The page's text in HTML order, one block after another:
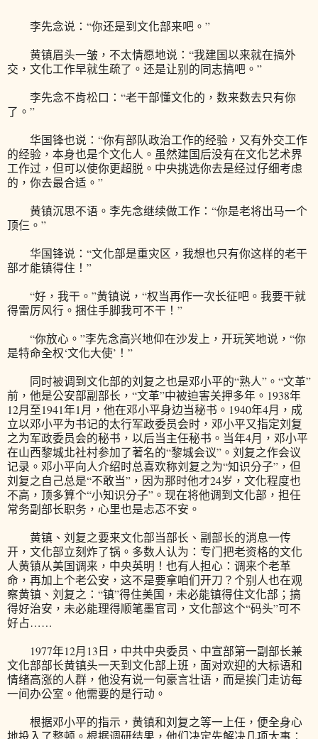
李先念说：“你还是到文化部来吧。”
黄镇眉头一皱，不太情愿地说：“我建国以来就在搞外
交，文化工作早就生疏了。还是让别的同志搞吧。”
李先念不肯松口：“老干部懂文化的，数来数去只有你
了。”
华国锋也说：“你有部队政治工作的经验，又有外交工作
的经验，本身也是个文化人。虽然建国后没有在文化艺术界
工作过，但可以使你更超脱。中央挑选你去是经过仔细考虑
的，你去最合适。”
黄镇沉思不语。李先念继续做工作：“你是老将出马一个
顶仨。”
华国锋说：“文化部是重灾区，我想也只有你这样的老干
部才能镇得住！”
“好，我干。”黄镇说，“权当再作一次长征吧。我要干就
得雷厉风行。捆住手脚我可不干！”
“你放心。”李先念高兴地仰在沙发上，开玩笑地说，“你
是特命全权‘文化大使’！”
同时被调到文化部的刘复之也是邓小平的“熟人”。“文革”
前，他是公安部副部长，“文革”中被迫害关押多年。1938年
12月至1941年1月，他在邓小平身边当秘书。1940年4月，成
立以邓小平为书记的太行军政委员会时，邓小平又指定刘复
之为军政委员会的秘书，以后当主任秘书。当年4月，邓小平
在山西黎城北社村参加了著名的“黎城会议”。刘复之作会议
记录。邓小平向人介绍时总喜欢称刘复之为“知识分子”，但
刘复之自己总是“不敢当”，因为那时他才24岁，文化程度也
不高，顶多算个“小知识分子”。现在将他调到文化部，担任
常务副部长职务，心里也是忐忑不安。
黄镇、刘复之要来文化部当部长、副部长的消息一传
开，文化部立刻炸了锅。多数人认为：专门把老资格的文化
人黄镇从美国调来，中央英明！也有人担心：调来个老革
命，再加上个老公安，这不是要拿咱们开刀？个别人也在观
察黄镇、刘复之：“镇”得住美国，未必能镇得住文化部；搞
得好治安，未必能理得顺笔墨官司，文化部这个“码头”可不
好占……
1977年12月13日，中共中央委员、中宣部第一副部长兼
文化部部长黄镇头一天到文化部上班，面对欢迎的大标语和
情绪高涨的人群，他没有说一句豪言壮语，而是挨门走访每
一间办公室。他需要的是行动。
根据邓小平的指示，黄镇和刘复之等一上任，便全身心
地投入了整顿。根据调研结果，他们决定先解决几项大事：